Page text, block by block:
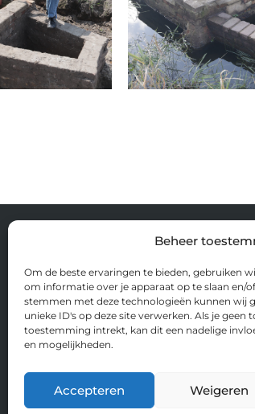
Beheer
Om de beste ervaringen te bieden, gebruiken
om informatie over je apparaat op te slaan en/
stemmen met deze technologieën kunnen wij
unieke ID's op deze site verwerken. Als je
toestemming intrekt, kan dit een nadelige
en mogelijkheden.
Accepteren Weigeren
Contact
Stichting Apeldoornse
Roggestraat 44
7311 CD Apeldoorn